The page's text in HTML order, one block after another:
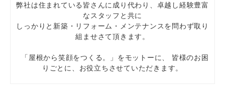
弊社は住まれている皆さんに成り代わり、卓越し経験豊富
なスタッフと共に
しっかりと新築・リフォーム・メンテナンスを問わず取り
組ませさて頂きます。
「屋根から笑顔をつくる。」をモットーに、 皆様のお困
りごとに、お役立ちさせていただきます。